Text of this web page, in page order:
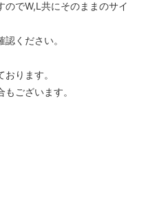
のでW,L共にそのままのサイ
ください。
ります。
ございます。